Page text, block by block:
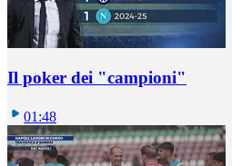
Il poker dei "campioni"
01:48